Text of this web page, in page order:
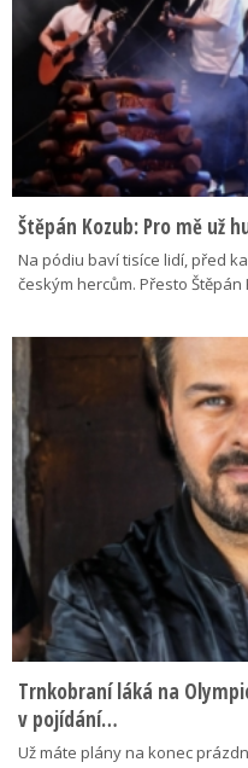
Štěpán Kozub: Pro mě už
Na pódiu baví tisíce lidí, před
českým hercům. Přesto
Trnkobraní láká na
v pojídání…
Už máte plány na konec